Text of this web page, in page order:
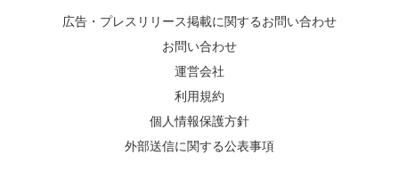
広告・プレスリリース掲載に関するお問い合わせ
お問い合わせ
運営会社
利用規約
個人情報保護方針
外部送信に関する公表事項